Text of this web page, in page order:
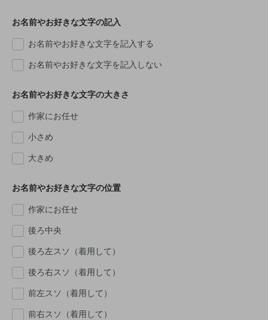
お名前やお好きな文字の記入
お名前やお好きな文字を記入する
お名前やお好きな文字を記入しない
お名前やお好きな文字の大きさ
作家にお任せ
小さめ
大きめ
お名前やお好きな文字の位置
作家にお任せ
後ろ中央
後ろ左スソ（着用して）
後ろ右スソ（着用して）
前左スソ（着用して）
前右スソ（着用して）